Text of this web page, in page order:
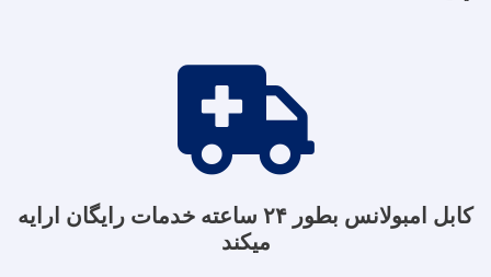
کابل امبولانس بطور ۲۴ ساعته خدمات رایگان ارایه
میکند